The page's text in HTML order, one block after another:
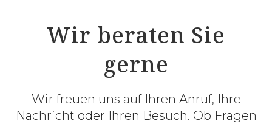
Wir beraten Sie
gerne
Wir freuen uns auf Ihren Anruf, Ihre
Nachricht oder Ihren Besuch. Ob Fragen